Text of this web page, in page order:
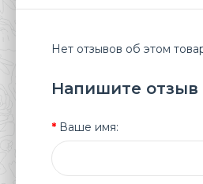
Нет отзывов об этом
Напишите отзыв
Ваше имя: